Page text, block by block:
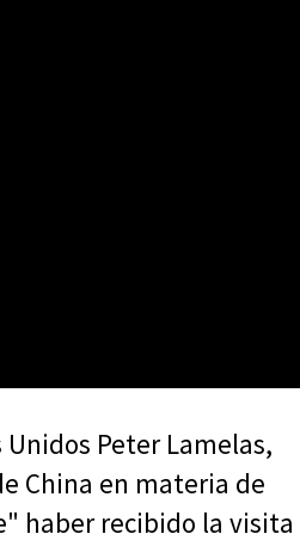
Peter Lamelas,
China en materia de
haber recibido la visita